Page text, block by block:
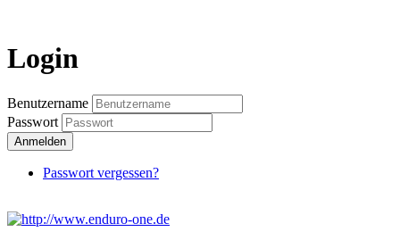
Login
Benutzername
Passwort
Anmelden
Passwort vergessen?